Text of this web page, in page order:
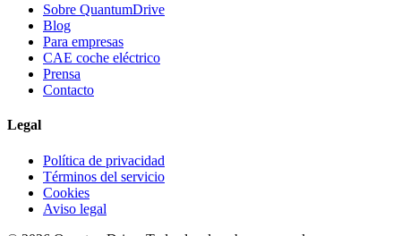
Sobre QuantumDrive
Blog
Para empresas
CAE coche eléctrico
Prensa
Contacto
Legal
Política de privacidad
Términos del servicio
Cookies
Aviso legal